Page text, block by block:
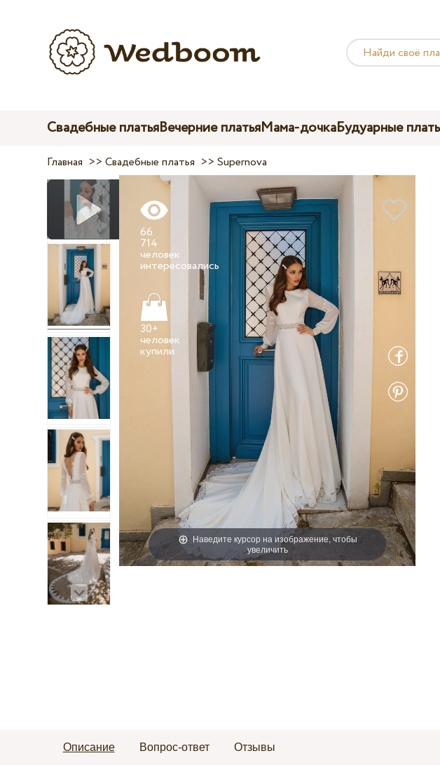
Свадебные платьяВечерние платьяМама-дочкаБудуарные
Главная >>Свадебные платья >>Supernova
Наведите курсор на изображение, чтобы
увеличить
66
714
человек
30+
человек
Описание Вопрос-ответ Отзывы